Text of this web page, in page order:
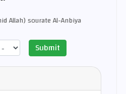
Allah) sourate Al-Anbiya
Submit